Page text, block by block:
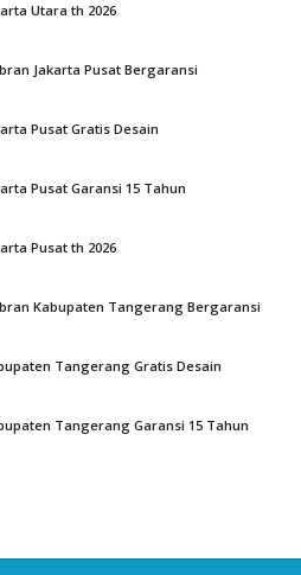
Utara th 2026
Jakarta Pusat Bergaransi
Pusat Gratis Desain
Pusat Garansi 15 Tahun
Pusat th 2026
Kabupaten Tangerang Bergaransi
Tangerang Gratis Desain
Tangerang Garansi 15 Tahun